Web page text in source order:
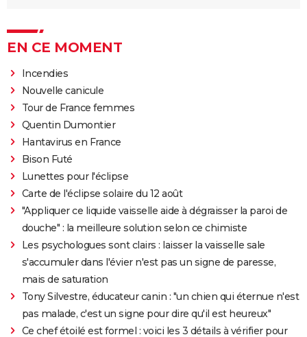
EN CE MOMENT
Incendies
Nouvelle canicule
Tour de France femmes
Quentin Dumontier
Hantavirus en France
Bison Futé
Lunettes pour l'éclipse
Carte de l'éclipse solaire du 12 août
"Appliquer ce liquide vaisselle aide à dégraisser la paroi de
douche" : la meilleure solution selon ce chimiste
Les psychologues sont clairs : laisser la vaisselle sale
s'accumuler dans l'évier n'est pas un signe de paresse,
mais de saturation
Tony Silvestre, éducateur canin : "un chien qui éternue n'est
pas malade, c'est un signe pour dire qu'il est heureux"
Ce chef étoilé est formel : voici les 3 détails à vérifier pour